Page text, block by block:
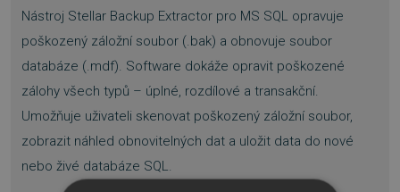
Nástroj Stellar Backup Extractor pro MS SQL opravuje
poškozený záložní soubor (.bak) a obnovuje soubor
databáze (.mdf). Software dokáže opravit poškozené
zálohy všech typů – úplné, rozdílové a transakční.
Umožňuje uživateli skenovat poškozený záložní soubor,
zobrazit náhled obnovitelných dat a uložit data do nové
nebo živé databáze SQL.